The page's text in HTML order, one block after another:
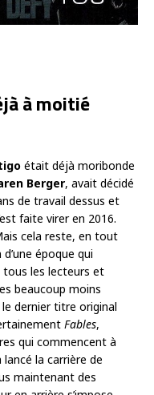
à moitié
était déjà moribonde
Berger, avait décidé
de travail dessus et
faite virer en 2016.
cela reste, en tout
époque qui
les lecteurs et
beaucoup moins
dernier titre original
Fables,
qui commencent à
la carrière de
maintenant des